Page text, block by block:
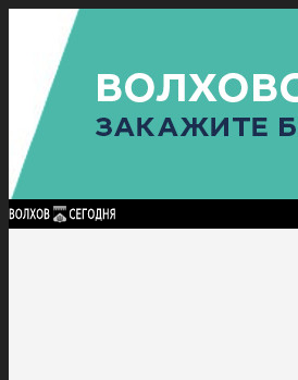
Найти:
ГЛАВНАЯ ПОЛИТИКАПРОИСШЕСТВИЯ
ПОЛИТИКА
КУЛЬТУРА
ПОСЕЛЕНИЯ